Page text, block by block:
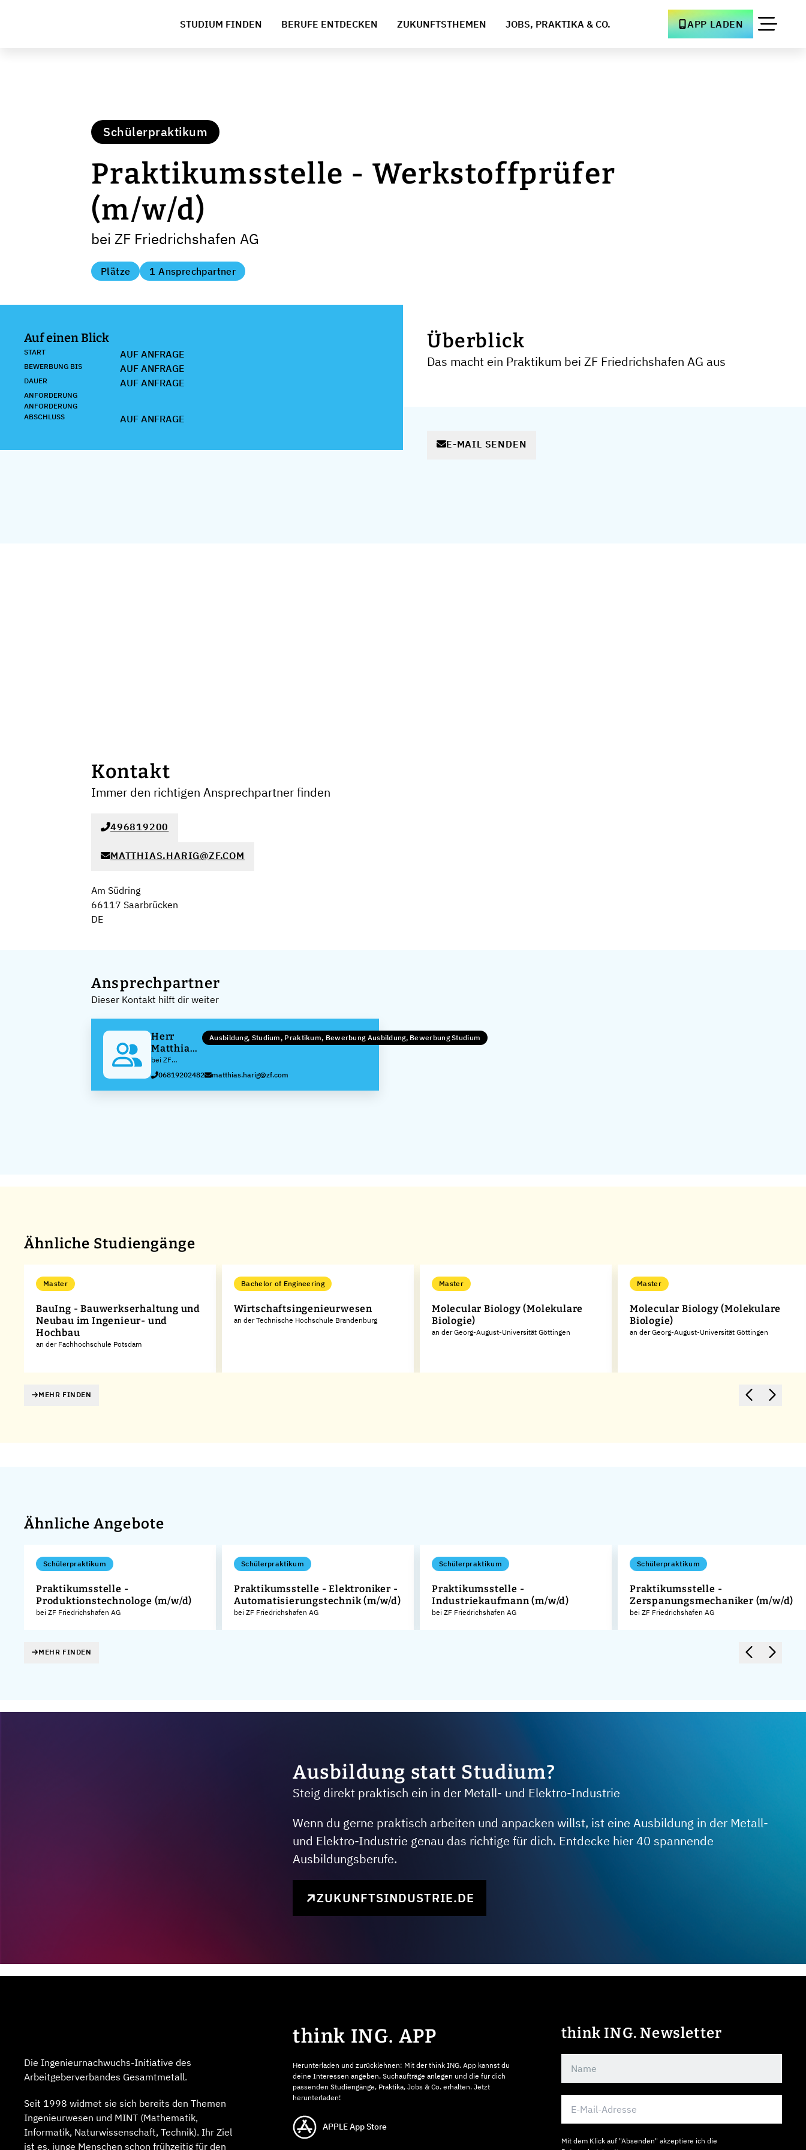
STUDIUM FINDEN BERUFE ENTDECKEN ZUKUNFTSTHEMEN JOBS, PRAKTIKA & CO. APP LADEN
Schülerpraktikum
Praktikumsstelle - Werkstoffprüfer
(m/w/d)
bei ZF Friedrichshafen AG
Plätze 1 Ansprechpartner
Auf einen Blick
START AUF ANFRAGE
BEWERBUNG BIS AUF ANFRAGE
DAUER AUF ANFRAGE
ANFORDERUNG
ANFORDERUNG
ABSCHLUSS
AUF ANFRAGE
Überblick
Das macht ein Praktikum bei ZF Friedrichshafen AG aus
E-MAIL SENDEN
Kontakt
Immer den richtigen Ansprechpartner finden
496819200
MATTHIAS.HARIG@ZF.COM
Am Südring
66117 Saarbrücken
DE
Ansprechpartner
Dieser Kontakt hilft dir weiter
Herr
Matthias
Harig
bei ZF
Friedrichshafen
AG
Ausbildung, Studium, Praktikum, Bewerbung Ausbildung, Bewerbung Studium
06819202482 matthias.harig@zf.com
Ähnliche Studiengänge
Master
BauIng - Bauwerkserhaltung und
Neubau im Ingenieur- und
Hochbau
an der Fachhochschule Potsdam
Bachelor of Engineering
Wirtschaftsingenieurwesen
an der Technische Hochschule Brandenburg
Master
Molecular Biology (Molekulare
Biologie)
an der Georg-August-Universität Göttingen
Master
Molecular Biology (Molekulare
Biologie)
an der Georg-August-Universität Göttingen
MEHR FINDEN
Ähnliche Angebote
Schülerpraktikum
Praktikumsstelle -
Produktionstechnologe (m/w/d)
bei ZF Friedrichshafen AG
Schülerpraktikum
Praktikumsstelle - Elektroniker -
Automatisierungstechnik (m/w/d)
bei ZF Friedrichshafen AG
Schülerpraktikum
Praktikumsstelle -
Industriekaufmann (m/w/d)
bei ZF Friedrichshafen AG
Schülerpraktikum
Praktikumsstelle -
Zerspanungsmechaniker (m/w/d)
bei ZF Friedrichshafen AG
MEHR FINDEN
Ausbildung statt Studium?
Steig direkt praktisch ein in der Metall- und Elektro-Industrie
Wenn du gerne praktisch arbeiten und anpacken willst, ist eine Ausbildung in der Metall-
und Elektro-Industrie genau das richtige für dich. Entdecke hier 40 spannende
Ausbildungsberufe.
ZUKUNFTSINDUSTRIE.DE
Die Ingenieurnachwuchs-Initiative des
Arbeitgeberverbandes Gesamtmetall.
Seit 1998 widmet sie sich bereits den Themen
Ingenieurwesen und MINT (Mathematik,
Informatik, Naturwissenschaft, Technik). Ihr Ziel
ist es, junge Menschen schon frühzeitig für den
think ING. APP
Herunterladen und zurücklehnen: Mit der think ING. App kannst du
deine Interessen angeben, Suchaufträge anlegen und die für dich
passenden Studiengänge, Praktika, Jobs & Co. erhalten. Jetzt
herunterladen!
APPLE App Store
think ING. Newsletter
Mit dem Klick auf "Absenden" akzeptiere ich die